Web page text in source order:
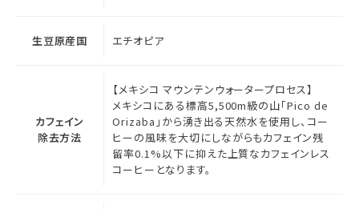
生豆原産国 エチオピア
カフェイン
除去方法
【メキシコ マウンテンウォータープロセス】
メキシコにある標高5,500m級の山「Pico de
Orizaba」から湧き出る天然水を使用し、コー
ヒーの風味を大切にしながらもカフェイン残
留率0.1%以下に抑えた上質なカフェインレス
コーヒーとなります。